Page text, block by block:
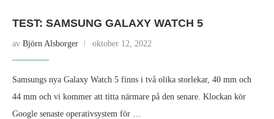
TEST: SAMSUNG GALAXY WATCH 5
av Björn Alsborger oktober 12, 2022
Samsungs nya Galaxy Watch 5 finns i två olika storlekar, 40 mm och
44 mm och vi kommer att titta närmare på den senare. Klockan kör
Google senaste operativsystem för …